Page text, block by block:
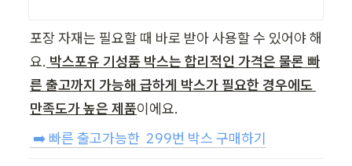
포장 자재는 필요할 때 바로 받아 사용할 수 있어야 해
요. 박스포유 기성품 박스는 합리적인 가격은 물론 빠
른 출고까지 가능해 급하게 박스가 필요한 경우에도
만족도가 높은 제품이에요.
➡️ 빠른 출고가능한  299번 박스 구매하기